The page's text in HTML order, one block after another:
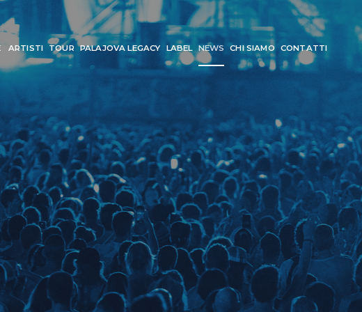
ARTISTI TOUR PALAJOVA LEGACY LABEL NEWS CHI SIAMO CONTATTI